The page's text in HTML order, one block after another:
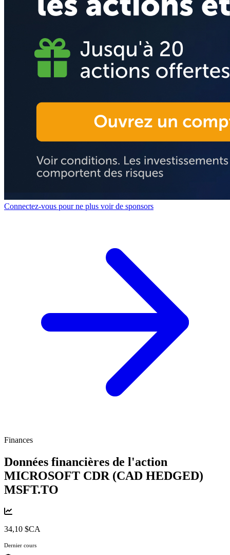
Connectez-vous pour ne plus voir de sponsors
Finances
Données financières de l'action
MICROSOFT CDR (CAD HEDGED)
MSFT.TO
34,10 $CA
Dernier cours